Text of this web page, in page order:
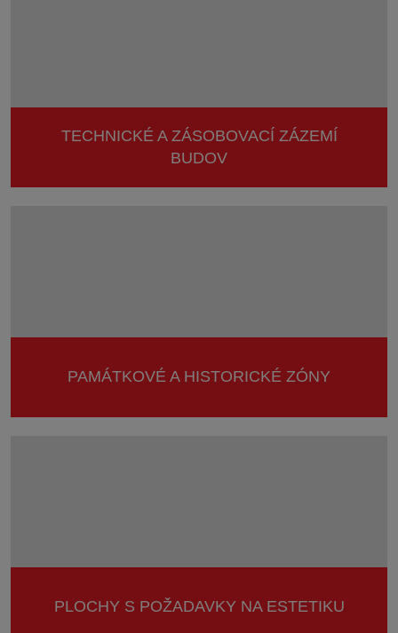
TECHNICKÉ A ZÁSOBOVACÍ ZÁZEMÍ
BUDOV
PAMÁTKOVÉ A HISTORICKÉ ZÓNY
PLOCHY S POŽADAVKY NA ESTETIKU